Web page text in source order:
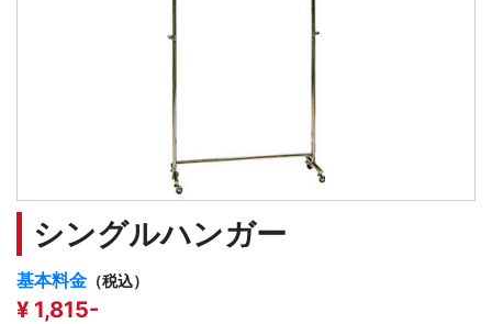
シングルハンガー
基本料金 （税込）
¥ 1,815-